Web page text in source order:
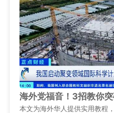
海外党福音！3招教你
本文为海外华人提供实用教程